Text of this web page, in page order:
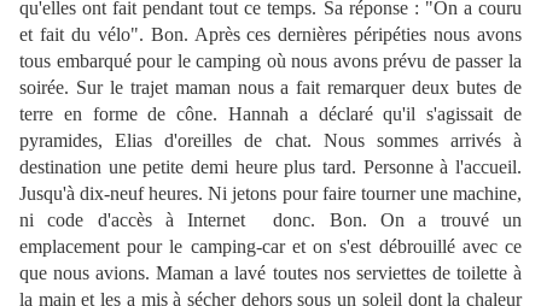
qu'elles ont fait pendant tout ce temps. Sa réponse : "On a couru
et fait du vélo". Bon. Après ces dernières péripéties nous avons
tous embarqué pour le camping où nous avons prévu de passer la
soirée. Sur le trajet maman nous a fait remarquer deux butes de
terre en forme de cône. Hannah a déclaré qu'il s'agissait de
pyramides, Elias d'oreilles de chat. Nous sommes arrivés à
destination une petite demi heure plus tard. Personne à l'accueil.
Jusqu'à dix-neuf heures. Ni jetons pour faire tourner une machine,
ni code d'accès à Internet
donc. Bon. On a trouvé un
emplacement pour le camping-car et on s'est débrouillé avec ce
que nous avions. Maman a lavé toutes nos serviettes de toilette à
la main et les a mis à sécher dehors sous un soleil dont la chaleur